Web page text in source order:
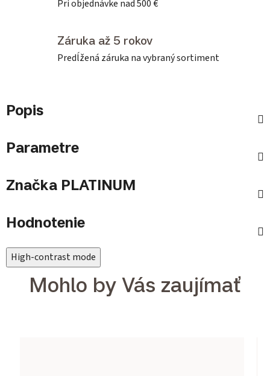
Pri objednávke nad 500 €
Záruka až 5 rokov
Predĺžená záruka na vybraný sortiment
Popis
Parametre
Značka PLATINUM
Hodnotenie
High-contrast mode
Mohlo by Vás zaujímať